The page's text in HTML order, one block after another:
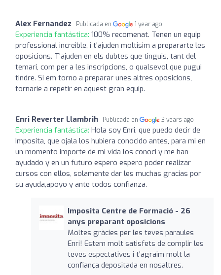
Alex Fernandez Publicada en 1 year ago
Experiencia fantástica: 100% recomenat. Tenen un equip
professional increible, i t'ajuden moltisim a prepararte les
oposicions. T'ajuden en els dubtes que tinguis, tant del
temari, com per a les inscripcions, o qualsevol que pugui
tindre. Si em torno a preparar unes altres oposicions,
tornarie a repetir en aquest gran equip.
Enri Reverter Llambrih Publicada en 3 years ago
Experiencia fantástica: Hola soy Enri, que puedo decir de
Imposita, que ojala los hubiera conocido antes, para mi en
un momento importe de mi vida los conoci y me han
ayudado y en un futuro espero espero poder realizar
cursos con ellos, solamente dar les muchas gracias por
su ayuda,apoyo y ante todos confianza.
Imposita Centre de Formació - 26
anys preparant oposicions
Moltes gràcies per les teves paraules
Enri! Estem molt satisfets de complir les
teves espectatives i t'agraim molt la
confiança depositada en nosaltres.